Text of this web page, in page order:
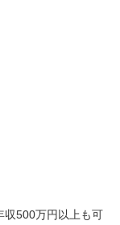
500万円以上も可